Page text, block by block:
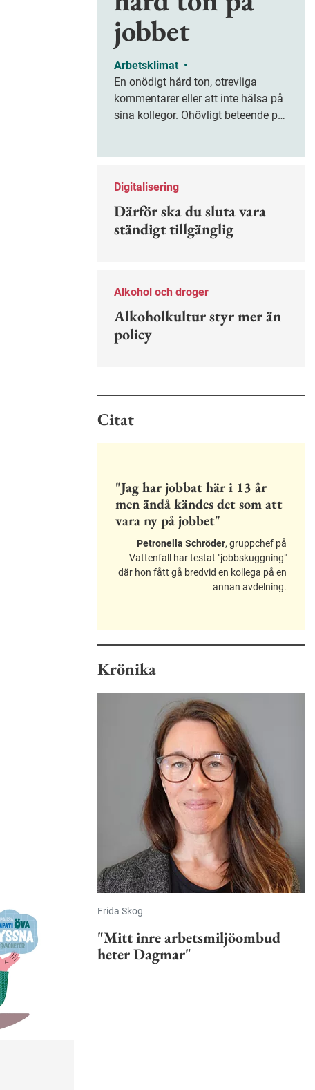
jobbet
Arbetsklimat •
En onödigt hård ton, otrevliga
kommentarer eller att inte hälsa på
sina kollegor. Ohövligt beteende på
förebygga ohövligt beteende på
Digitalisering
Därför ska du sluta vara
ständigt tillgänglig
Alkohol och droger
Alkoholkultur styr mer än
policy
Citat
"Jag har jobbat här i 13 år
men ändå kändes det som att
vara ny på jobbet"
Petronella Schröder, gruppchef på
Vattenfall har testat "jobbskuggning"
där hon fått gå bredvid en kollega på en
annan avdelning.
Krönika
Frida Skog
"Mitt inre arbetsmiljöombud
heter Dagmar"